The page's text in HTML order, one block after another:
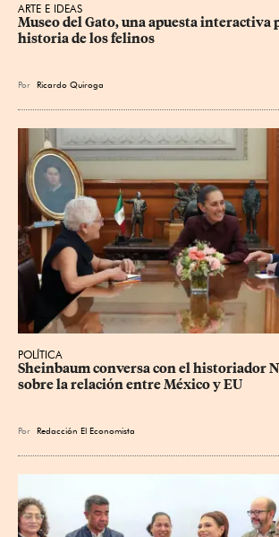
ARTE E IDEAS
Museo del Gato, una apuesta interactiva
historia de los felinos
Por Ricardo Quiroga
POLÍTICA
Sheinbaum conversa con el historiador
sobre la relación entre México y EU
Por Redacción El Economista